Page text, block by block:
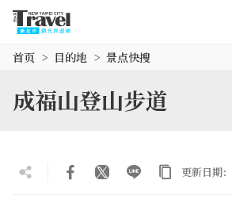
首页 目的地 景点快搜
成福山登山步道
更新日期